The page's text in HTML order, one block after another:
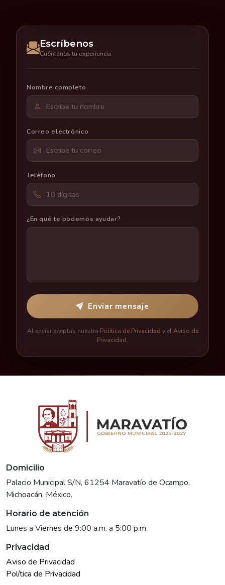
Escríbenos
Cuéntanos tu experiencia
Nombre completo
Correo electrónico
Teléfono
¿En qué te podemos ayudar?
Enviar mensaje
Al enviar aceptas nuestra Política de Privacidad y elAviso de
Privacidad.
Domicilio
Palacio Municipal S/N, 61254 Maravatío de Ocampo,
Michoacán, México.
Horario de atención
Lunes a Viernes de 9:00 a.m. a 5:00 p.m.
Privacidad
Aviso de Privacidad
Política de Privacidad